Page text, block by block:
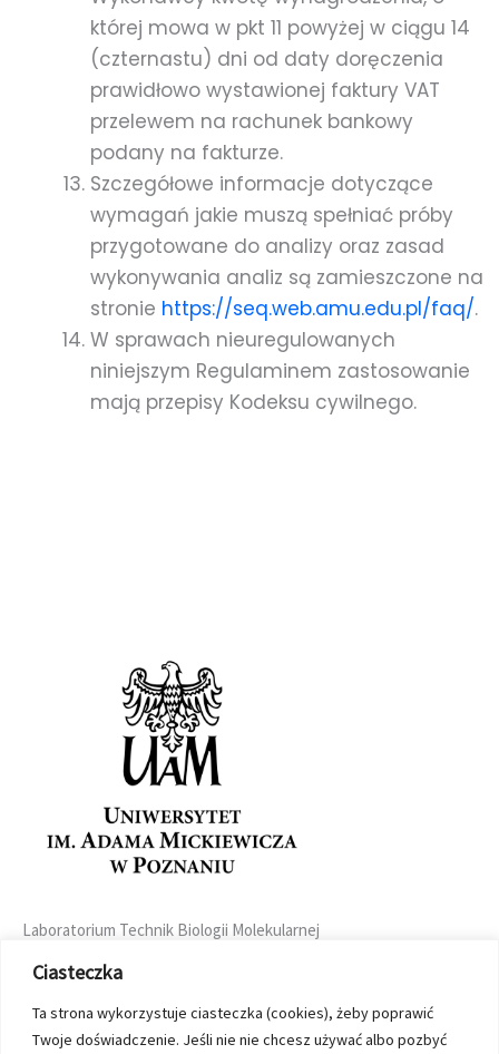
Ciasteczka
Ta strona wykorzystuje ciasteczka (cookies), żeby poprawić
Twoje doświadczenie. Jeśli nie nie chcesz używać albo pozbyć
której mowa w pkt 11 powyżej w ciągu 14
(czternastu) dni od daty doręczenia
prawidłowo wystawionej faktury VAT
przelewem na rachunek bankowy
podany na fakturze.
Szczegółowe informacje dotyczące
wymagań jakie muszą spełniać próby
przygotowane do analizy oraz zasad
wykonywania analiz są zamieszczone na
stronie https://seq.web.amu.edu.pl/faq/.
W sprawach nieuregulowanych
niniejszym Regulaminem zastosowanie
mają przepisy Kodeksu cywilnego.
Laboratorium Technik Biologii Molekularnej
61-614 Poznań
seq@amu.edu.pl